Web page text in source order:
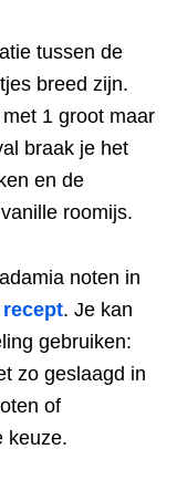
tussen de
breed zijn.
1 groot maar
braak je het
en de
roomijs.
noten in
recept. Je kan
gebruiken:
zo geslaagd in
of
keuze.